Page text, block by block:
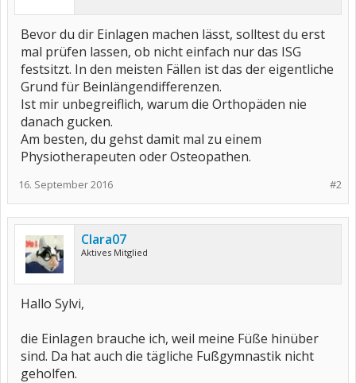
Bevor du dir Einlagen machen lässt, solltest du erst
mal prüfen lassen, ob nicht einfach nur das ISG
festsitzt. In den meisten Fällen ist das der eigentliche
Grund für Beinlängendifferenzen.
Ist mir unbegreiflich, warum die Orthopäden nie
danach gucken.
Am besten, du gehst damit mal zu einem
Physiotherapeuten oder Osteopathen.
#2
16. September 2016
Clara07
Aktives Mitglied
Hallo Sylvi,
die Einlagen brauche ich, weil meine Füße hinüber
sind. Da hat auch die tägliche Fußgymnastik nicht
geholfen.